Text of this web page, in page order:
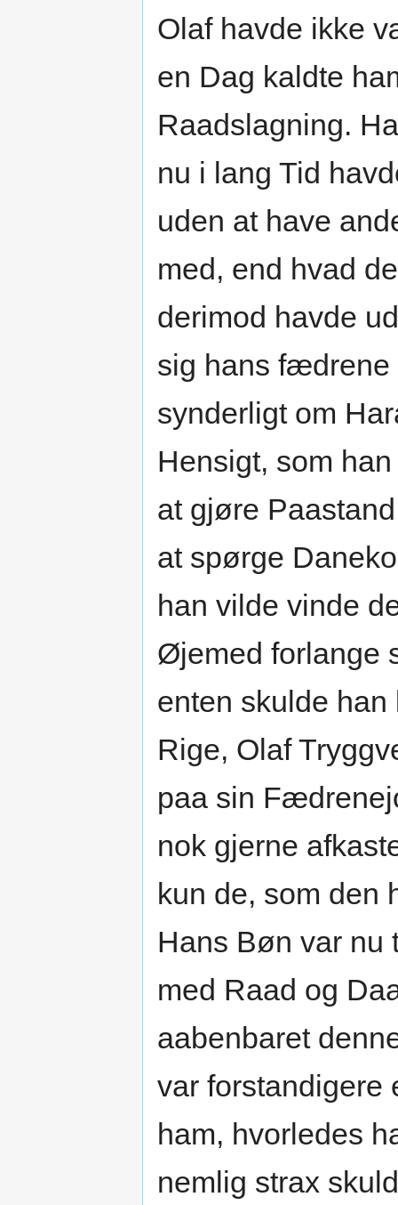
Olaf havde ikke
en Dag kaldte
Raadslagning.
nu i lang Tid
uden at have
med, end hvad
derimod havde
sig hans fædrene
synderligt om
Hensigt, som
at gjøre
at spørge
han vilde vinde
Øjemed forlange
enten skulde
Rige, Olaf
paa sin
nok gjerne
kun de, som den
Hans Bøn var nu
med Raad og
aabenbaret
var forstandigere
ham, hvorledes
nemlig strax